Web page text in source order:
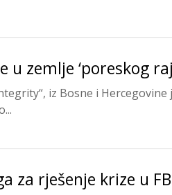
zemlje ‘poreskog
iz Bosne i Hercegovine
za rješenje krize u